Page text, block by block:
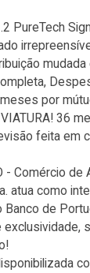
PureTech
por
VIATURA! 36
feita em
- Comércio de
atua como
Banco de